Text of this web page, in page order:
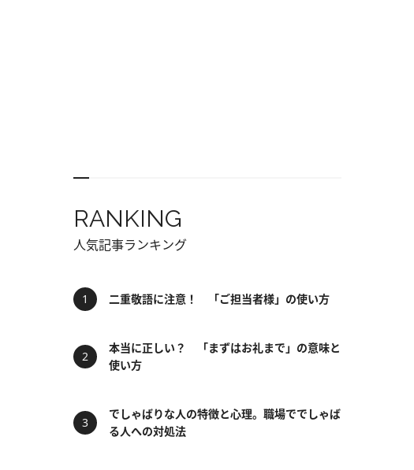
RANKING
人気記事ランキング
二重敬語に注意！ 「ご担当者様」の使い方
本当に正しい？ 「まずはお礼まで」の意味と
使い方
でしゃばりな人の特徴と心理。職場ででしゃば
る人への対処法